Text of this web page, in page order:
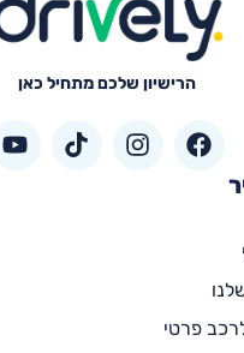
הרישיון שלכם מתחיל כאן
פרטי